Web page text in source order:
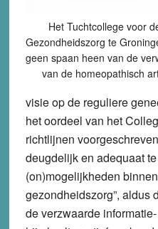
Het Tuchtcollege voor
Gezondheidszorg te
geen spaan heen van de
van de homeopathisch
visie op de reguliere
het oordeel van het
richtlijnen
deugdelijk en adequaat
(on)mogelijkheden
gezondheidszorg”, aldus
de verzwaarde